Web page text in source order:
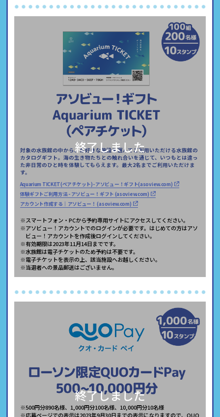
終了しました
対象の水族館の中から、お好きな施設を選んでご利用いただける水族館の
カタログギフト。海の生き物たちとの触れ合いを通じて、いつもとは違っ
た非日常のひと時を体験してもらえます。最大2名までご利用いただけま
す。
Aquarium TICKET(ペアチケット)- アソビュー！ギフト(asoview.com)
体験ギフトご利用方法 - アソビュー！ギフト (asoview.com)
アカウント作成する｜アソビュー！ (asoview.com)
※スマートフォン・PCから予約専用サイトにアクセスしてください。
※アソビュー！アカウントでのログインが必要です。はじめての方はアソ
ビュー！アカウントを作成後ログインしてください。
※有効期限は2023年11月14日までです。
※水族館は電子チケットのため予約は不要です。
※電子チケットを表示の上、該当施設へお越しください。
※当選者への景品郵送はございません。
終了しました
※500円分890名様、1,000円分100名様、10,000円分10名様
※応募ページでの表示は2023年9月30日までの表示になりますので、QUO